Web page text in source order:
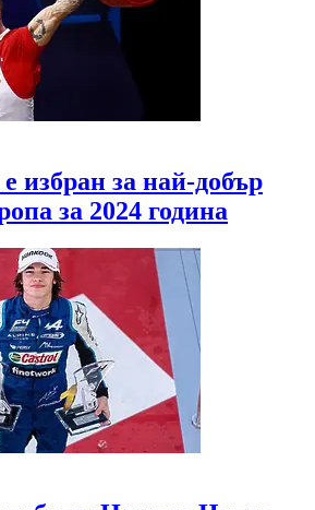
избран за най-добър
за 2024 година